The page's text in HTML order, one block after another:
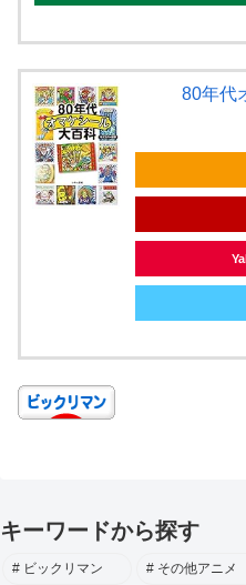
80年代
キーワードから探す
ビックリマン その他アニメ